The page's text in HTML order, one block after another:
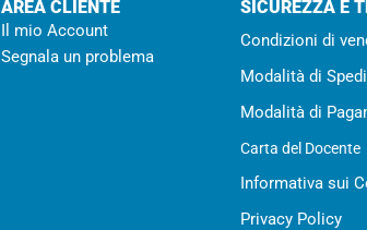
AREA CLIENTE
Il mio Account
Segnala un problema
SICUREZZA E
Condizioni di
Modalità di
Modalità di
Carta del Docente
Informativa sui
Privacy Policy